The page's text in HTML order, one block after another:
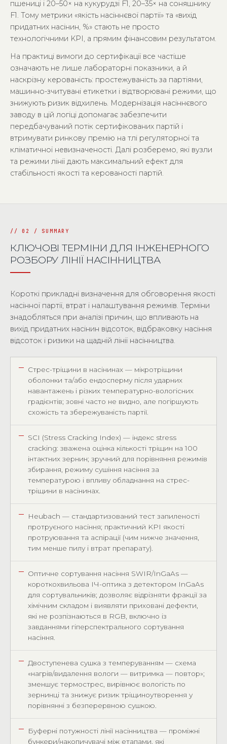
пшениці і 20–50× на кукурудзі F1, 20–35× на соняшнику
F1. Тому метрики «якість насіннєвої партії» та «вихід
придатних насінин, %» стають не просто
технологічними KPI, а прямим фінансовим результатом.
На практиці вимоги до сертифікації все частіше
означають не лише лабораторні показники, а й
наскрізну керованість: простежуваність за партіями,
машинно-зчитувані етикетки і відтворювані режими, що
знижують ризик відхилень. Модернізація насіннєвого
заводу в цій логіці допомагає забезпечити
передбачуваний потік сертифікованих партій і
втримувати ринкову премію на тлі регуляторної та
кліматичної невизначеності. Далі розберемо, які вузли
та режими лінії дають максимальний ефект для
стабільності якості та керованості партій.
КЛЮЧОВІ ТЕРМІНИ ДЛЯ ІНЖЕНЕРНОГО
РОЗБОРУ ЛІНІЇ НАСІННИЦТВА
Короткі прикладні визначення для обговорення якості
насінної партії, втрат і налаштування режимів. Терміни
знадобляться при аналізі причин, що впливають на
вихід придатних насінин відсоток, відбраковку насіння
відсоток і ризики на щадній лінії насінництва.
Стрес-тріщини в насінинах — мікротріщини
оболонки та/або ендосперму після ударних
навантажень і різких температурно-вологісних
градієнтів; зовні часто не видно, але погіршують
схожість та збережуваність партії.
SCI (Stress Cracking Index) — індекс stress
cracking: зважена оцінка кількості тріщин на 100
інтактних зернин; зручний для порівняння режимів
збирання, режиму сушіння насіння за
температурою і впливу обладнання на стрес-
тріщини в насінинах.
Heubach — стандартизований тест запиленості
протруєного насіння; практичний KPI якості
протруювання та аспірації (чим нижче значення,
тим менше пилу і втрат препарату).
Оптичне сортування насіння SWIR/InGaAs —
короткохвильова ІЧ-оптика з детектором InGaAs
для сортувальників; дозволяє відрізняти фракції за
хімічним складом і виявляти приховані дефекти,
які не розпізнаються в RGB, включно із
завданнями гіперспектрального сортування
насіння.
Двоступенева сушка з темперуванням — схема
«нагрів/видалення вологи — витримка — повтор»;
зменшує термострес, вирівнює вологість по
зернинці та знижує ризик тріщиноутворення у
порівнянні з безперервною сушкою.
Буферні потужності лінії насінництва — проміжні
бункери/накопичувачі між етапами, які